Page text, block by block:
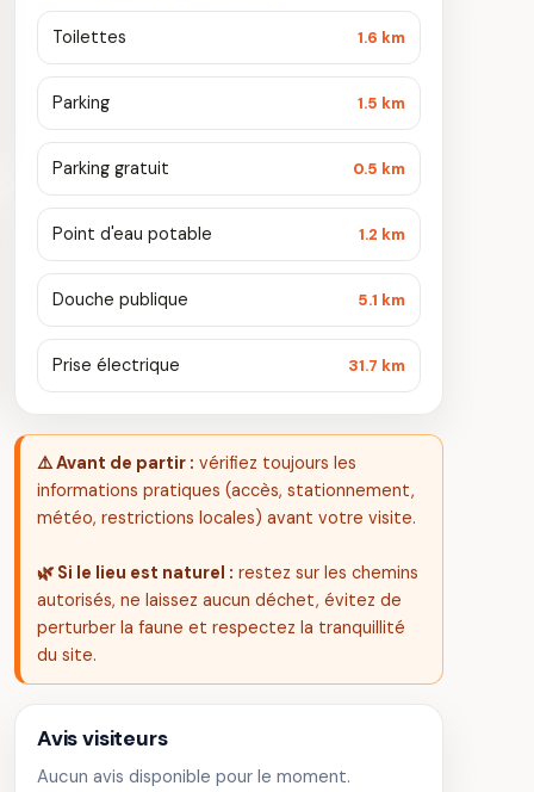
Toilettes 1.6 km
Parking 1.5 km
Parking gratuit 0.5 km
Point d'eau potable 1.2 km
Douche publique 5.1 km
Prise électrique 31.7 km
⚠️ Avant de partir : vérifiez toujours les
informations pratiques (accès, stationnement,
météo, restrictions locales) avant votre visite.
🌿 Si le lieu est naturel : restez sur les chemins
autorisés, ne laissez aucun déchet, évitez de
perturber la faune et respectez la tranquillité
du site.
Avis visiteurs
Aucun avis disponible pour le moment.